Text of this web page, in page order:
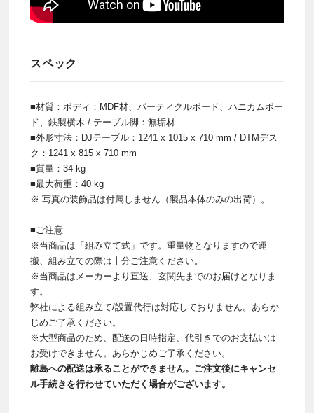
スペック
■材質：ボディ：MDF材、パーティクルボード、ハニカムボー
ド、鉄製横木 / テーブル脚：無垢材
■外形寸法：DJテーブル：1241 x 1015 x 710 mm / DTMデス
ク：1241 x 815 x 710 mm
■質量：34 kg
■最大荷重：40 kg
※ 写真の装飾品は付属しません（製品本体のみの出荷）。
■ご注意
※当商品は「組み立て式」です。重量物となりますので運
搬、組み立ての際は十分ご注意ください。
※当商品はメーカーより直送、玄関先までのお届けとなりま
す。
弊社による組み立て/設置代行は対応しておりません。あらか
じめご了承ください。
※大型商品のため、配送の日時指定、代引きでのお支払いは
お受けできません。あらかじめご了承ください。
離島への配送は承ることができません。ご注文後にキャンセ
ル手続きを行わせていただく場合がございます。